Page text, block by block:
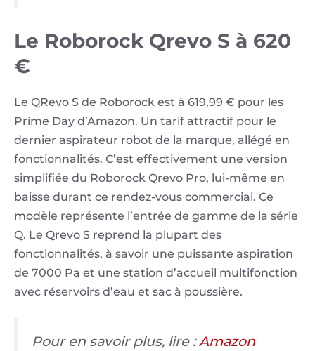
Le Roborock Qrevo S à 620
€
Le QRevo S de Roborock est à 619,99 € pour les
Prime Day d’Amazon. Un tarif attractif pour le
dernier aspirateur robot de la marque, allégé en
fonctionnalités. C’est effectivement une version
simplifiée du Roborock Qrevo Pro, lui-même en
baisse durant ce rendez-vous commercial. Ce
modèle représente l’entrée de gamme de la série
Q. Le Qrevo S reprend la plupart des
fonctionnalités, à savoir une puissante aspiration
de 7000 Pa et une station d’accueil multifonction
avec réservoirs d’eau et sac à poussière.
Pour en savoir plus, lire :Amazon